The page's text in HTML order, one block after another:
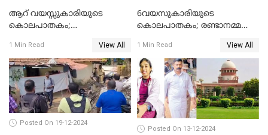
ആറ് വയസ്സുകാരിയുടെ
കൊലപാതകം;
ബന്ധമില്ലെന്ന് സ്ഥിരീകരണം
1 Min Read View All
6വയസുകാരിയുടെ
കൊലപാതകം; രണ്ടാനമ്മയെ
1 Min Read View All
Posted On 19-12-2024
Posted On 13-12-2024